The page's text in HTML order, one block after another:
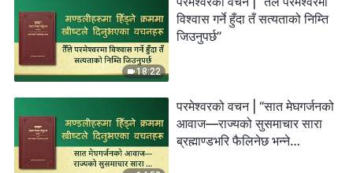
18:22
विश्‍वास गर्ने हुँदा तँ सत्यताको निम्ति
जिउनुपर्छ”
परमेश्‍वरको वचन | “सात मेघगर्जनको
आवाज—राज्यको सुसमाचार सारा
ब्रह्माण्डभरि फैलिनेछ भन्‍ने